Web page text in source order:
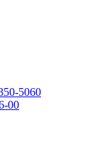
5060
00